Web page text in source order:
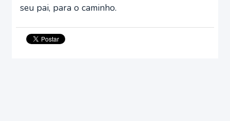
seu pai, para o caminho.